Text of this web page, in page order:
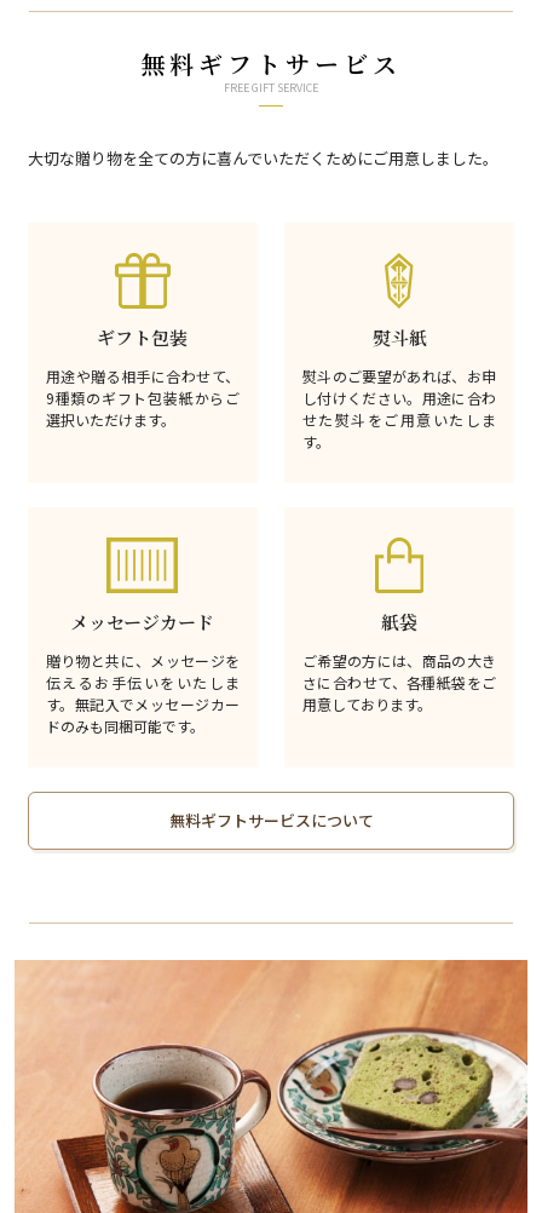
無料ギフトサービス
FREE GIFT SERVICE
大切な贈り物を全ての方に喜んでいただくためにご用意しました。
ギフト包装
用途や贈る相手に合わせて、
9種類のギフト包装紙からご
選択いただけます。
熨斗紙
熨斗のご要望があれば、お申
し付けください。用途に合わ
せた熨斗をご用意いたしま
す。
メッセージカード
贈り物と共に、メッセージを
伝えるお手伝いをいたしま
す。無記入でメッセージカー
ドのみも同梱可能です。
紙袋
ご希望の方には、商品の大き
さに合わせて、各種紙袋をご
用意しております。
無料ギフトサービスについて